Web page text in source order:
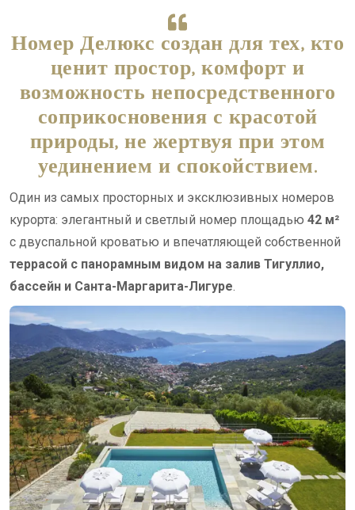
Номер Делюкс создан для тех, кто
ценит простор, комфорт и
возможность непосредственного
соприкосновения с красотой
природы, не жертвуя при этом
уединением и спокойствием.
Один из самых просторных и эксклюзивных номеров
курорта: элегантный и светлый номер площадью 42 м²
с двуспальной кроватью и впечатляющей собственной
террасой с панорамным видом на залив Тигуллио,
бассейн и Санта-Маргарита-Лигуре.